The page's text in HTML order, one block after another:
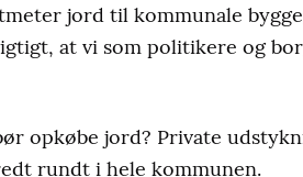
jord til kommunale
at vi som politikere og
opkøbe jord? Private
rundt i hele kommunen.